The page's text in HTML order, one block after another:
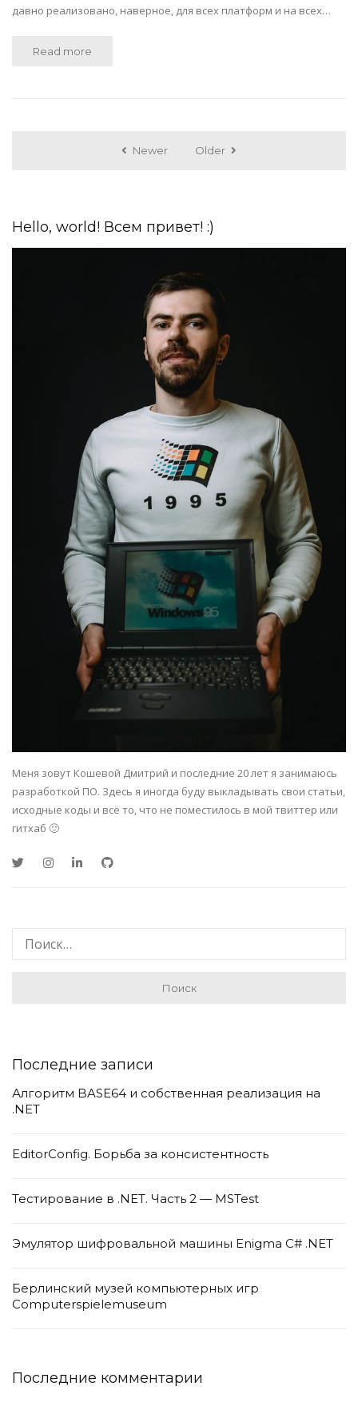
давно реализовано, наверное, для всех платформ и на всех…
Read more
Newer Older
Hello, world! Всем привет! :)
Меня зовут Кошевой Дмитрий и последние 20 лет я занимаюсь
разработкой ПО. Здесь я иногда буду выкладывать свои статьи,
исходные коды и всё то, что не поместилось в мой твиттер или
гитхаб 🙂
Последние записи
Алгоритм BASE64 и собственная реализация на
.NET
EditorConfig. Борьба за консистентность
Тестирование в .NET. Часть 2 — MSTest
Эмулятор шифровальной машины Enigma C# .NET
Берлинский музей компьютерных игр
Computerspielemuseum
Последние комментарии